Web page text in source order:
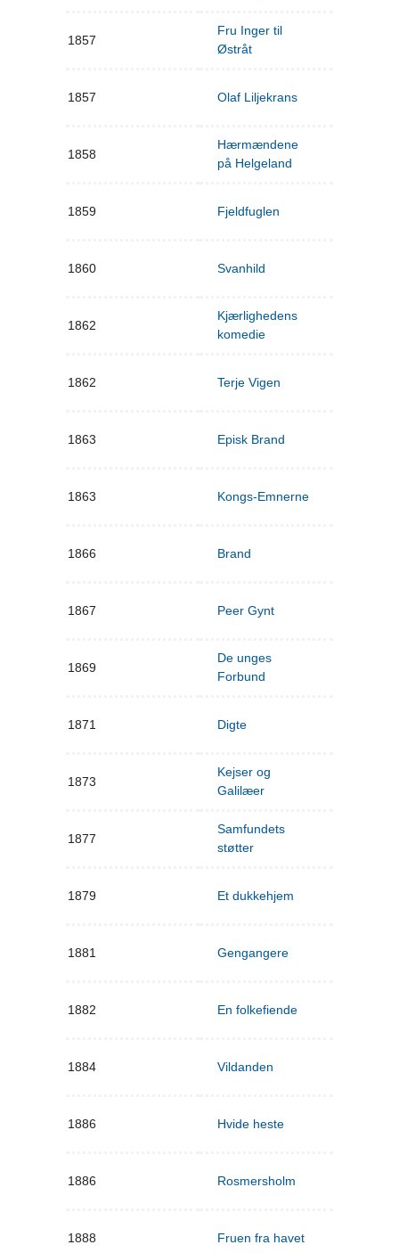
1857
Fru Inger til
Østråt
1857 Olaf Liljekrans
1858
Hærmændene
på Helgeland
1859 Fjeldfuglen
1860 Svanhild
1862
Kjærlighedens
komedie
1862 Terje Vigen
1863 Episk Brand
1863 Kongs-Emnerne
1866 Brand
1867 Peer Gynt
1869
De unges
Forbund
1871 Digte
1873
Kejser og
Galilæer
1877
Samfundets
støtter
1879 Et dukkehjem
1881 Gengangere
1882 En folkefiende
1884 Vildanden
1886 Hvide heste
1886 Rosmersholm
1888 Fruen fra havet